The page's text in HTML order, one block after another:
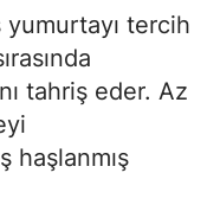
yumurtayı tercih
tahriş eder. Az
haşlanmış